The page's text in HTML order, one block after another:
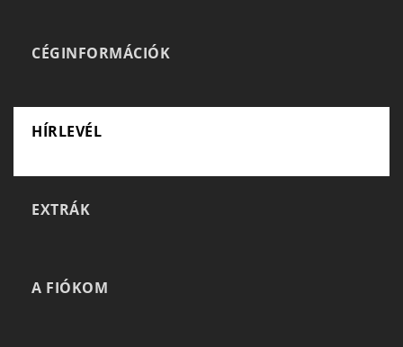
CÉGINFORMÁCIÓK
HÍRLEVÉL
EXTRÁK
A FIÓKOM